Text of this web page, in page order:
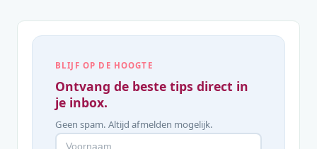
BLIJF OP DE HOOGTE
Ontvang de beste tips direct in
je inbox.
Geen spam. Altijd afmelden mogelijk.